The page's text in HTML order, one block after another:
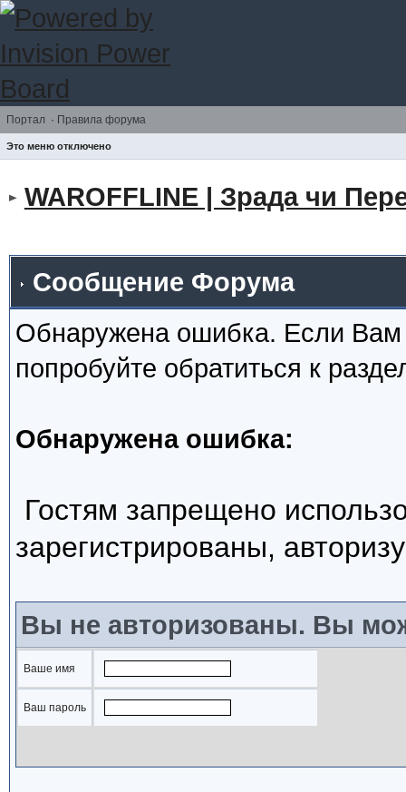
Портал · Правила форума
Это меню отключено
WAROFFLINE | Зрада чи
Сообщение Форума
Обнаружена ошибка. Если
попробуйте обратиться к
Обнаружена ошибка:
Гостям запрещено
зарегистрированы,
Вы не авторизованы. Вы
Ваше имя
Ваш пароль